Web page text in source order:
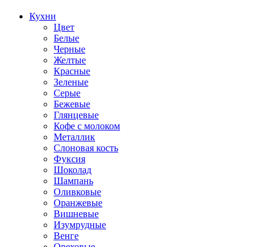
Кухни
Цвет
Белые
Черные
Желтые
Красные
Зеленые
Серые
Бежевые
Глянцевые
Кофе с молоком
Металлик
Слоновая кость
Фуксия
Шоколад
Шампань
Оливковые
Оранжевые
Вишневые
Изумрудные
Венге